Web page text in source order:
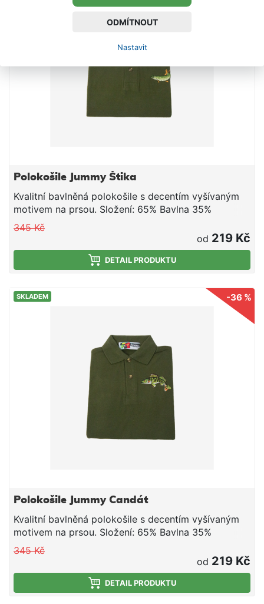
ODMÍTNOUT
Nastavit
Polokošile Jummy Štika
Kvalitní bavlněná polokošile s decentím vyšívaným
motivem na prsou. Složení: 65% Bavlna 35%
Polyester
345 Kč
od 219 Kč
DETAIL PRODUKTU
-36 %
SKLADEM
Polokošile Jummy Candát
Kvalitní bavlněná polokošile s decentím vyšívaným
motivem na prsou. Složení: 65% Bavlna 35%
Polyester
345 Kč
od 219 Kč
DETAIL PRODUKTU